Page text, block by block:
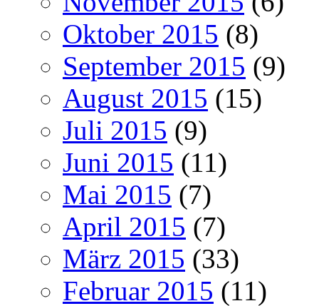
Oktober 2015 (8)
September 2015 (9)
August 2015 (15)
Juli 2015 (9)
Juni 2015 (11)
Mai 2015 (7)
April 2015 (7)
März 2015 (33)
Februar 2015 (11)